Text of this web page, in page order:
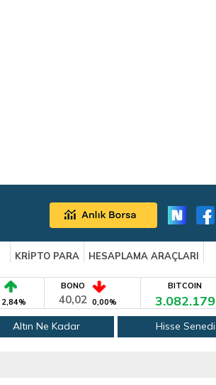
KRİPTO PARA
HESAPLAMA ARAÇLARI
2,84%
BONO
40,02 0,00%
BITCOIN
3.082.179
Altın Ne Kadar Hisse Senedi